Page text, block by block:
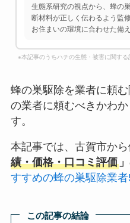
生態系研究の視点から、蜂の
断材料が正しく伝わるよう監修
お住まいの環境に合わせた備
※本記事のうちハチの生態・被害に関する
蜂の巣駆除を業者に頼
の業者に頼むべきかわ
す。
本記事では、古賀市から
績・価格・口コミ評価」
すすめの蜂の巣駆除業者
この記事の結論